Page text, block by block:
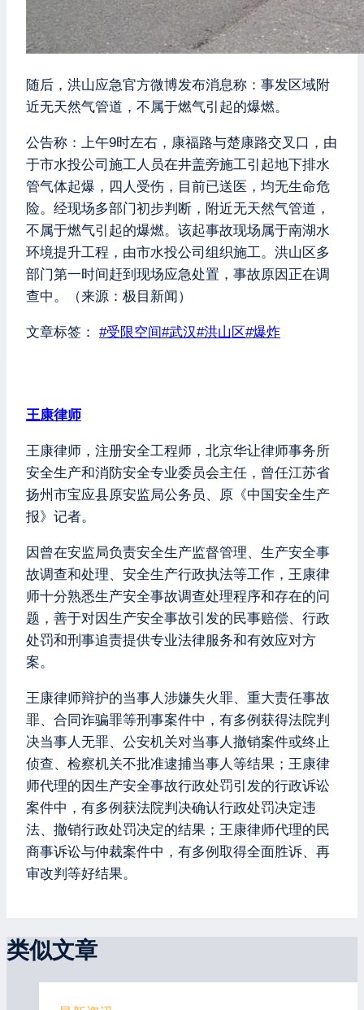
随后，洪山应急官方微博发布消息称：事发区域附
近无天然气管道，不属于燃气引起的爆燃。
公告称：上午9时左右，康福路与楚康路交叉口，由
于市水投公司施工人员在井盖旁施工引起地下排水
管气体起爆，四人受伤，目前已送医，均无生命危
险。经现场多部门初步判断，附近无天然气管道，
不属于燃气引起的爆燃。该起事故现场属于南湖水
环境提升工程，由市水投公司组织施工。洪山区多
部门第一时间赶到现场应急处置，事故原因正在调
查中。（来源：极目新闻）
文章标签： #受限空间#武汉#洪山区#爆炸
王康律师
王康律师，注册安全工程师，北京华让律师事务所
安全生产和消防安全专业委员会主任，曾任江苏省
扬州市宝应县原安监局公务员、原《中国安全生产
报》记者。
因曾在安监局负责安全生产监督管理、生产安全事
故调查和处理、安全生产行政执法等工作，王康律
师十分熟悉生产安全事故调查处理程序和存在的问
题，善于对因生产安全事故引发的民事赔偿、行政
处罚和刑事追责提供专业法律服务和有效应对方
案。
王康律师辩护的当事人涉嫌失火罪、重大责任事故
罪、合同诈骗罪等刑事案件中，有多例获得法院判
决当事人无罪、公安机关对当事人撤销案件或终止
侦查、检察机关不批准逮捕当事人等结果；王康律
师代理的因生产安全事故行政处罚引发的行政诉讼
案件中，有多例获法院判决确认行政处罚决定违
法、撤销行政处罚决定的结果；王康律师代理的民
商事诉讼与仲裁案件中，有多例取得全面胜诉、再
审改判等好结果。
类似文章